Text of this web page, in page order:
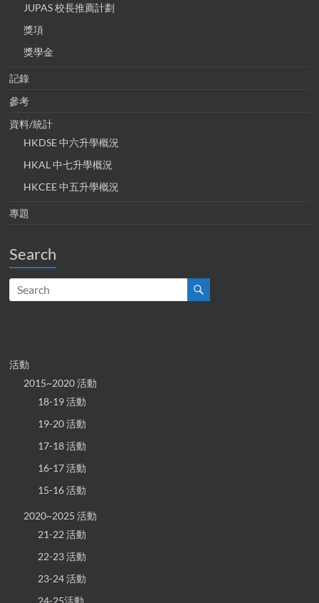
JUPAS 校長推薦計劃
獎項
獎學金
記錄
參考
資料/統計
HKDSE 中六升學概況
HKAL 中七升學概況
HKCEE 中五升學概況
專題
Search
活動
2015~2020 活動
18-19 活動
19-20 活動
17-18 活動
16-17 活動
15-16 活動
2020~2025 活動
21-22 活動
22-23 活動
23-24 活動
24-25活動